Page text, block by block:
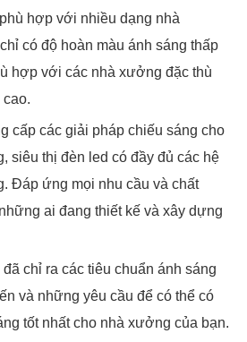
hợp với nhiều dạng nhà
có độ hoàn màu ánh sáng thấp
hợp với các nhà xưởng đặc thù
cấp các giải pháp chiếu sáng cho
siêu thị đèn led có đầy đủ các hệ
Đáp ứng mọi nhu cầu và chất
ai đang thiết kế và xây dựng
chỉ ra các tiêu chuẩn ánh sáng
và những yêu cầu để có thể có
tốt nhất cho nhà xưởng của bạn.